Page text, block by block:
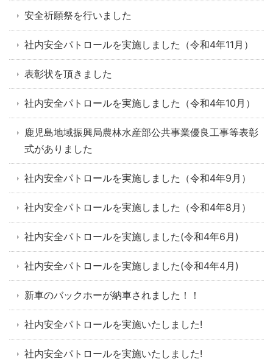
安全祈願祭を行いました
社内安全パトロールを実施しました（令和4年11月）
表彰状を頂きました
社内安全パトロールを実施しました（令和4年10月）
鹿児島地域振興局農林水産部公共事業優良工事等表彰
式がありました
社内安全パトロールを実施しました（令和4年9月）
社内安全パトロールを実施しました（令和4年8月）
社内安全パトロールを実施しました(令和4年6月)
社内安全パトロールを実施しました(令和4年4月)
新車のバックホーが納車されました！！
社内安全パトロールを実施いたしました!
社内安全パトロールを実施いたしました!